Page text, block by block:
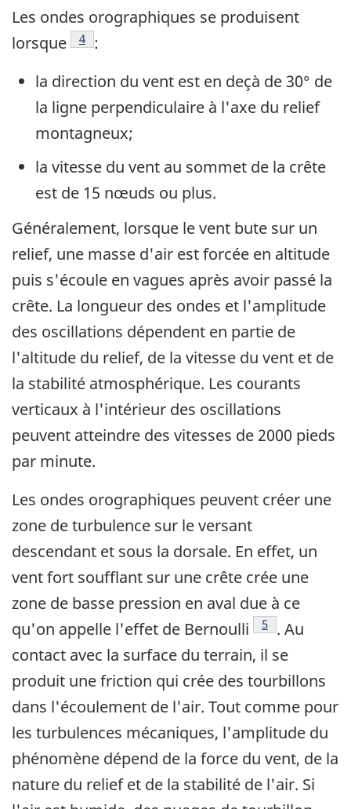
Les ondes orographiques se produisent
lorsque
Footnote
4 :
la direction du vent est en deçà de 30° de
la ligne perpendiculaire à l'axe du relief
montagneux;
la vitesse du vent au sommet de la crête
est de 15 nœuds ou plus.
Généralement, lorsque le vent bute sur un
relief, une masse d'air est forcée en altitude
puis s'écoule en vagues après avoir passé la
crête. La longueur des ondes et l'amplitude
des oscillations dépendent en partie de
l'altitude du relief, de la vitesse du vent et de
la stabilité atmosphérique. Les courants
verticaux à l'intérieur des oscillations
peuvent atteindre des vitesses de 2000 pieds
par minute.
Les ondes orographiques peuvent créer une
zone de turbulence sur le versant
descendant et sous la dorsale. En effet, un
vent fort soufflant sur une crête crée une
zone de basse pression en aval due à ce
qu'on appelle l'effet de Bernoulli
Footnote
5 . Au
contact avec la surface du terrain, il se
produit une friction qui crée des tourbillons
dans l'écoulement de l'air. Tout comme pour
les turbulences mécaniques, l'amplitude du
phénomène dépend de la force du vent, de la
nature du relief et de la stabilité de l'air. Si